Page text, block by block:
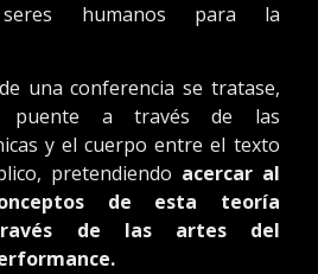
humanos para la
una conferencia se tratase,
puente a través de las
y el cuerpo entre el texto
pretendiendo acercar al
de esta teoría
de las artes del